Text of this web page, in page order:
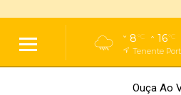
8°C 16°C
Tenente
Ouça Ao